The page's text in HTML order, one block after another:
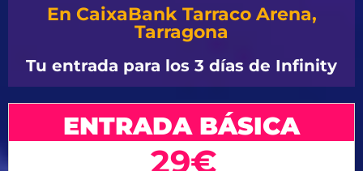
En CaixaBank Tarraco Arena,
Tarragona
Tu entrada para los 3 días de Infinity
ENTRADA BÁSICA
29€